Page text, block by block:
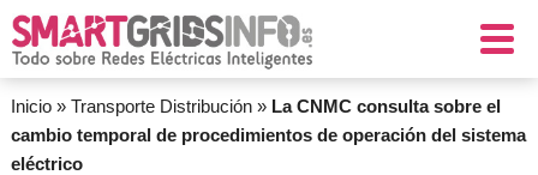
Inicio» Transporte Distribución» La CNMC consulta sobre el
cambio temporal de procedimientos de operación del sistema
eléctrico